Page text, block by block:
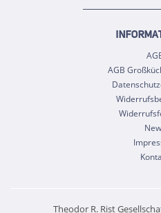
AGB
Theodor R. Rist